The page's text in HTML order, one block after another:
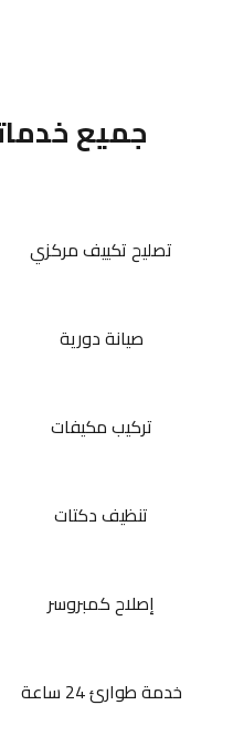
جميع
تصليح تكييف مركزي
صيانة دورية
تركيب مكيفات
تنظيف دكتات
إصلاح كمبروسر
خدمة طوارئ 24 ساعة